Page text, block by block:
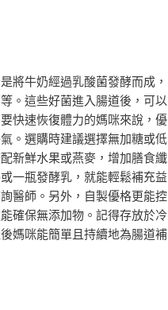
將牛奶經過乳酸菌發酵而成，
。這些好菌進入腸道後，可以
快速恢復體力的媽咪來說，優
。選購時建議選擇無加糖或低
新鮮水果或燕麥，增加膳食纖
一瓶發酵乳，就能輕鬆補充益
醫師。另外，自製優格更能控
確保無添加物。記得存放於冷
媽咪能簡單且持續地為腸道補